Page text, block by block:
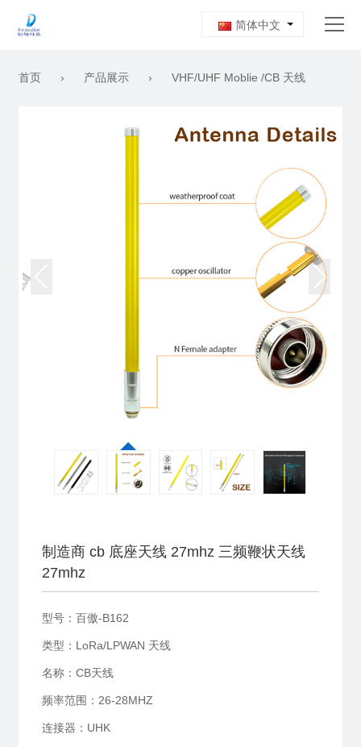
简体中文
工作机会
首页 › 产品展示 › VHF/UHF Moblie /CB 天线
制造商 cb 底座天线 27mhz 三频鞭状天线
27mhz
型号：百傲-B162
类型：LoRa/LPWAN 天线
名称：CB天线
频率范围：26-28MHZ
连接器：UHK